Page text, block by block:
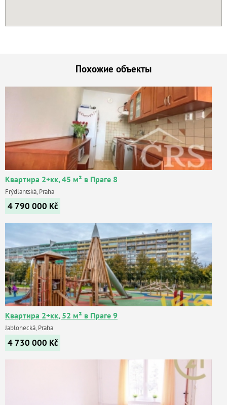
Похожие объекты
Квартира 2+кк, 45 м² в Праге 8
Frýdlantská, Praha
4 790 000 Kč
Квартира 2+кк, 52 м² в Праге 9
Jablonecká, Praha
4 730 000 Kč